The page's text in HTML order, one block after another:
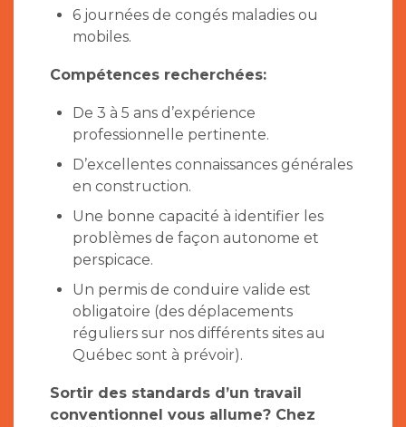
6 journées de congés maladies ou
mobiles.
Compétences recherchées:
De 3 à 5 ans d’expérience
professionnelle pertinente.
D’excellentes connaissances générales
en construction.
Une bonne capacité à identifier les
problèmes de façon autonome et
perspicace.
Un permis de conduire valide est
obligatoire (des déplacements
réguliers sur nos différents sites au
Québec sont à prévoir).
Sortir des standards d’un travail
conventionnel vous allume? Chez